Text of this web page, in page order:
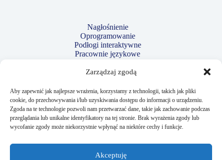
Zarządzaj zgodą
Aby zapewnić jak najlepsze wrażenia, korzystamy z technologii, takich jak pliki
cookie, do przechowywania i/lub uzyskiwania dostępu do informacji o urządzeniu.
Zgoda na te technologie pozwoli nam przetwarzać dane, takie jak zachowanie podczas
przeglądania lub unikalne identyfikatory na tej stronie. Brak wyrażenia zgody lub
wycofanie zgody może niekorzystnie wpłynąć na niektóre cechy i funkcje.
Akceptuję
Nagłośnienie
Oprogramowanie
Podłogi interaktywne
Pracownie językowe
Robotyka i kodowanie
Tablety
Tablice interaktywne
Telewizory
Wizualizery
Przydatne linki: